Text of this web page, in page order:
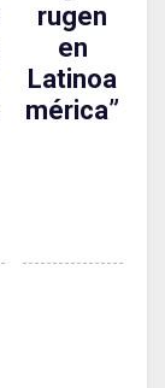
rugen
en
Latinoa
mérica”